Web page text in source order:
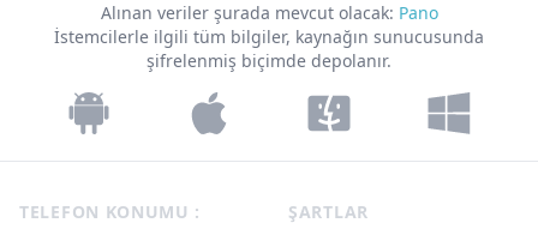
Alınan veriler şurada mevcut olacak: Pano
İstemcilerle ilgili tüm bilgiler, kaynağın sunucusunda
şifrelenmiş biçimde depolanır.
TELEFON KONUMU : ŞARTLAR